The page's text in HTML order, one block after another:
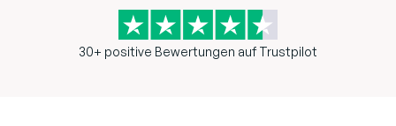
30+ positive Bewertungen auf Trustpilot